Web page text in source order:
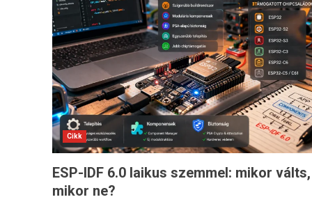
Cikk
ESP-IDF 6.0 laikus szemmel: mikor válts,
mikor ne?